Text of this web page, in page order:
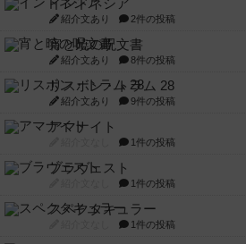
インドネシア
紹介文あり 2件の投稿
宵と暁の呪文書
紹介文あり 8件の投稿
リスボン・トラム 28
紹介文あり 9件の投稿
アマナイト
1件の投稿
ブラヴェスト
1件の投稿
スペクタキュラー
1件の投稿